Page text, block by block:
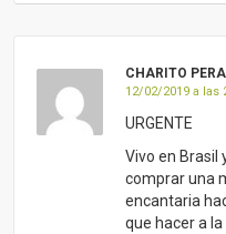
CHARITO
12/02/2019 a las
URGENTE
Vivo en Brasil
comprar una
encantaria
que hacer a